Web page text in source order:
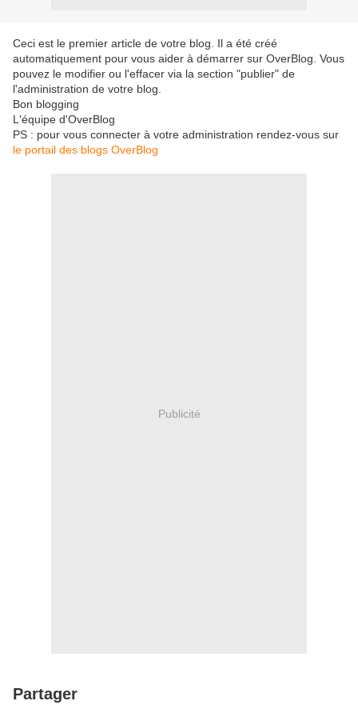
Ceci est le premier article de votre blog. Il a été créé
automatiquement pour vous aider à démarrer sur OverBlog. Vous
pouvez le modifier ou l'effacer via la section "publier" de
l'administration de votre blog.
Bon blogging
L'équipe d'OverBlog
PS : pour vous connecter à votre administration rendez-vous sur
le portail des blogs OverBlog
Publicité
Partager